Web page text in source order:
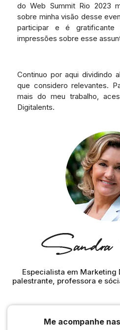
do Web Summit Rio 2023
sobre minha visão desse
participar e é
impressões sobre esse
Continuo por aqui dividindo
que considero relevantes.
mais do meu trabalho,
Digitalents.
Especialista em
palestrante, professora e
Me acompanhe